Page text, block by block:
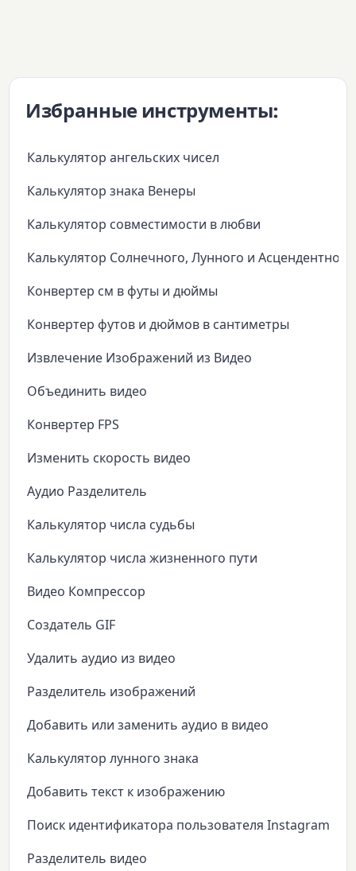
Избранные инструменты:
Калькулятор ангельских чисел
Калькулятор знака Венеры
Калькулятор совместимости в любви
Калькулятор Солнечного, Лунного и Асцендентного
Конвертер см в футы и дюймы
Конвертер футов и дюймов в сантиметры
Извлечение Изображений из Видео
Объединить видео
Конвертер FPS
Изменить скорость видео
Аудио Разделитель
Калькулятор числа судьбы
Калькулятор числа жизненного пути
Видео Компрессор
Создатель GIF
Удалить аудио из видео
Разделитель изображений
Добавить или заменить аудио в видео
Калькулятор лунного знака
Добавить текст к изображению
Поиск идентификатора пользователя Instagram
Разделитель видео